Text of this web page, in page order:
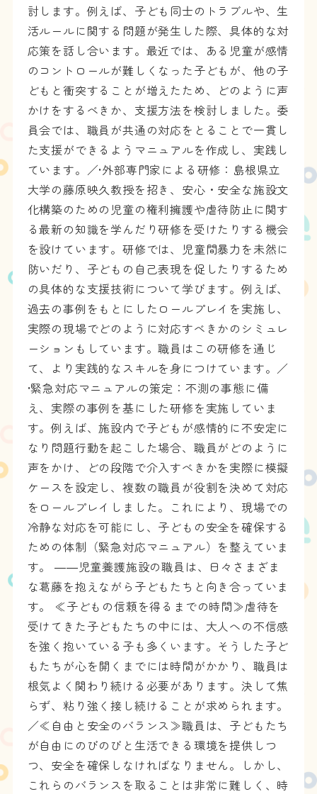
討します。例えば、子ども同士のトラブルや、生
活ルールに関する問題が発生した際、具体的な対
応策を話し合います。最近では、ある児童が感情
のコントロールが難しくなった子どもが、他の子
どもと衝突することが増えたため、どのように声
かけをするべきか、支援方法を検討しました。委
員会では、職員が共通の対応をとることで一貫し
た支援ができるようマニュアルを作成し、実践し
ています。／•外部専門家による研修：島根県立
大学の藤原映久教授を招き、安心・安全な施設文
化構築のための児童の権利擁護や虐待防止に関す
る最新の知識を学んだり研修を受けたりする機会
を設けています。研修では、児童間暴力を未然に
防いだり、子どもの自己表現を促したりするため
の具体的な支援技術について学びます。例えば、
過去の事例をもとにしたロールプレイを実施し、
実際の現場でどのように対応すべきかのシミュレ
ーションもしています。職員はこの研修を通じ
て、より実践的なスキルを身につけています。／
•緊急対応マニュアルの策定：不測の事態に備
え、実際の事例を基にした研修を実施していま
す。例えば、施設内で子どもが感情的に不安定に
なり問題行動を起こした場合、職員がどのように
声をかけ、どの段階で介入すべきかを実際に模擬
ケースを設定し、複数の職員が役割を決めて対応
をロールプレイしました。これにより、現場での
冷静な対応を可能にし、子どもの安全を確保する
ための体制（緊急対応マニュアル）を整えていま
す。 ――児童養護施設の職員は、日々さまざま
な葛藤を抱えながら子どもたちと向き合っていま
す。 ≪子どもの信頼を得るまでの時間≫虐待を
受けてきた子どもたちの中には、大人への不信感
を強く抱いている子も多くいます。そうした子ど
もたちが心を開くまでには時間がかかり、職員は
根気よく関わり続ける必要があります。決して焦
らず、粘り強く接し続けることが求められます。
／≪自由と安全のバランス≫職員は、子どもたち
が自由にのびのびと生活できる環境を提供しつ
つ、安全を確保しなければなりません。しかし、
これらのバランスを取ることは非常に難しく、時